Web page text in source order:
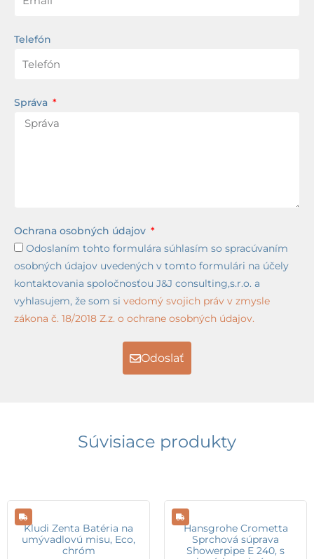
Telefón
Správa
Ochrana osobných údajov
Odoslaním tohto formulára súhlasím so spracúvaním
osobných údajov uvedených v tomto formulári na účely
kontaktovania spoločnosťou J&J consulting,s.r.o. a
vyhlasujem, že som si vedomý svojich práv v zmysle
zákona č. 18/2018 Z.z. o ochrane osobných údajov.
Odoslať
Súvisiace produkty
Kludi Zenta Batéria na
umývadlovú misu, Eco,
chróm
Hansgrohe Crometta
Sprchová súprava
Showerpipe E 240, s